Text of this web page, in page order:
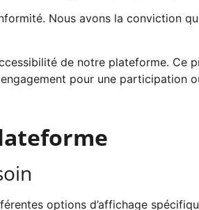
Nous avons la conviction
de notre plateforme. Ce
pour une participation
options d’affichage